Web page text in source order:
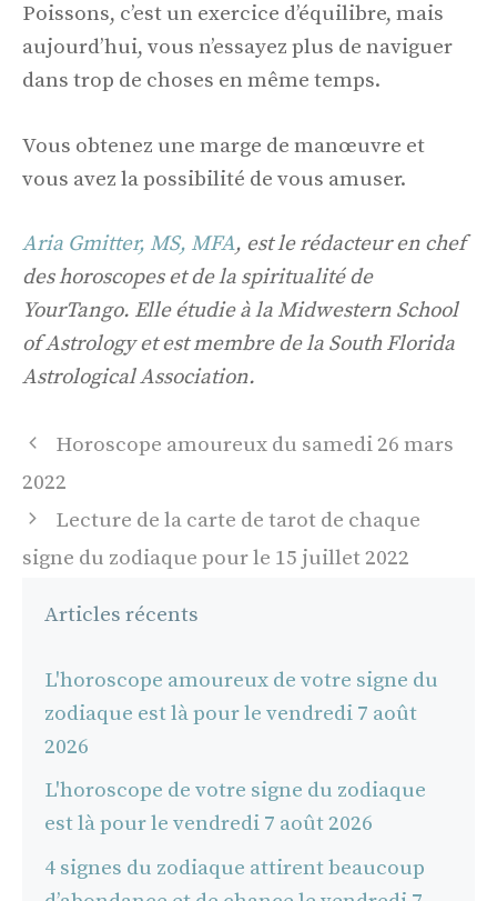
Poissons, c’est un exercice d’équilibre, mais
aujourd’hui, vous n’essayez plus de naviguer
dans trop de choses en même temps.
Vous obtenez une marge de manœuvre et
vous avez la possibilité de vous amuser.
Aria Gmitter, MS, MFA, est le rédacteur en chef
des horoscopes et de la spiritualité de
YourTango. Elle étudie à la Midwestern School
of Astrology et est membre de la South Florida
Astrological Association.
Navigation
des
Horoscope amoureux du samedi 26 mars
2022
Lecture de la carte de tarot de chaque
signe du zodiaque pour le 15 juillet 2022
Articles récents
L'horoscope amoureux de votre signe du
zodiaque est là pour le vendredi 7 août
2026
L'horoscope de votre signe du zodiaque
est là pour le vendredi 7 août 2026
4 signes du zodiaque attirent beaucoup